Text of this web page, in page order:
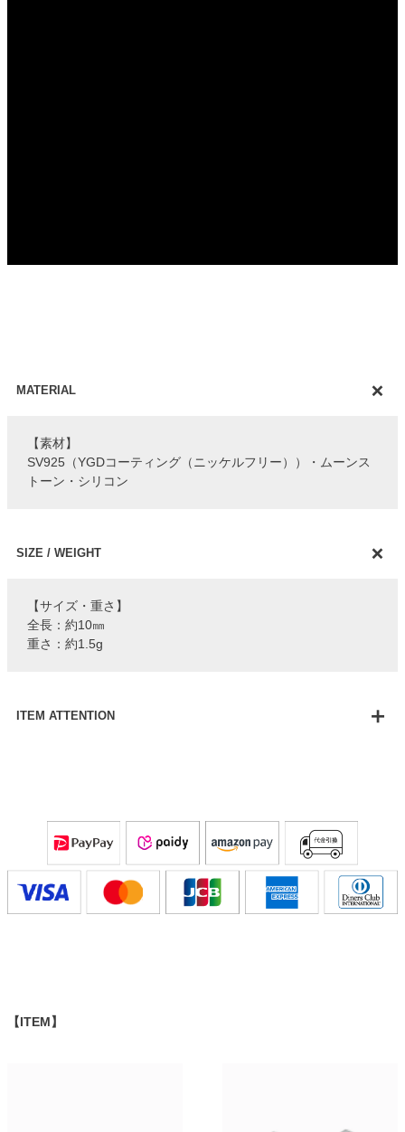
MATERIAL
【素材】
SV925（YGDコーティング（ニッケルフリー））・ムーンス
トーン・シリコン
SIZE / WEIGHT
【サイズ・重さ】
全長：約10㎜
重さ：約1.5g
ITEM ATTENTION
【ITEM】